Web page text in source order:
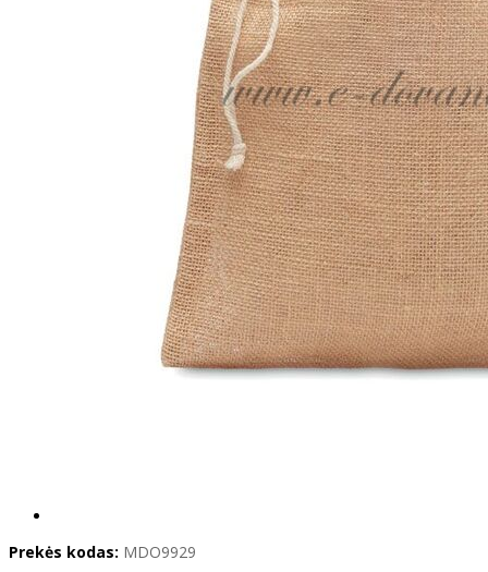
Prekės kodas: MDO9929